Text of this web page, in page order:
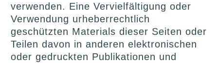
verwenden. Eine Vervielfältigung oder
Verwendung urheberrechtlich
geschützten Materials dieser Seiten oder
Teilen davon in anderen elektronischen
oder gedruckten Publikationen und